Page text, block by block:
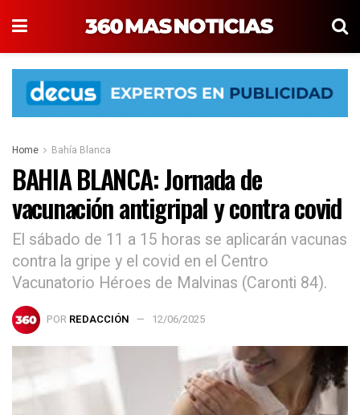
Home Bahía Blanca
BAHIA BLANCA: Jornada de
vacunación antigripal y contra covid
El sábado de 11 a 15 horas se aplicarán vacunas
contra la gripe y el covid en el Centro
Vacunatorio Héroes de Malvinas (Caronti 84).
POR REDACCIÓN 12/06/2025